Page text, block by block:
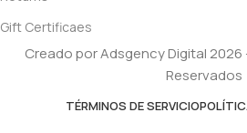
Gift Certificaes
Creado por Adsgency Digital
Reservados
TÉRMINOS DE SERVICIO